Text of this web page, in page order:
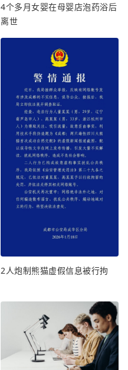
4个多月女婴在母婴店泡药浴后
离世
2人炮制熊猫虚假信息被行拘